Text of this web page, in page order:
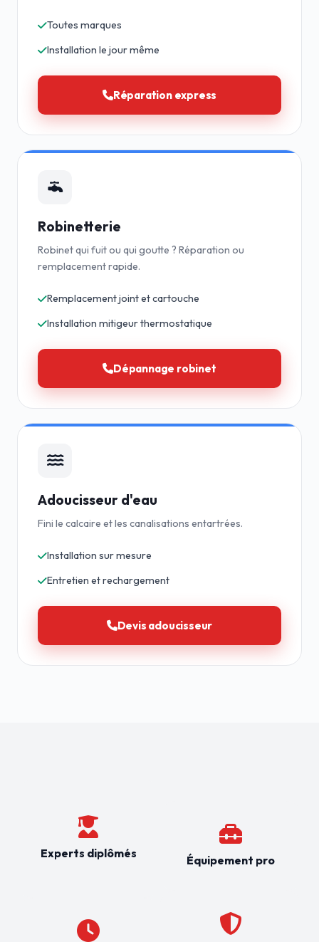
Toutes marques
Installation le jour même
Réparation express
Robinetterie
Robinet qui fuit ou qui goutte ? Réparation ou
remplacement rapide.
Remplacement joint et cartouche
Installation mitigeur thermostatique
Dépannage robinet
Adoucisseur d'eau
Fini le calcaire et les canalisations entartrées.
Installation sur mesure
Entretien et rechargement
Devis adoucisseur
Experts diplômés Équipement pro